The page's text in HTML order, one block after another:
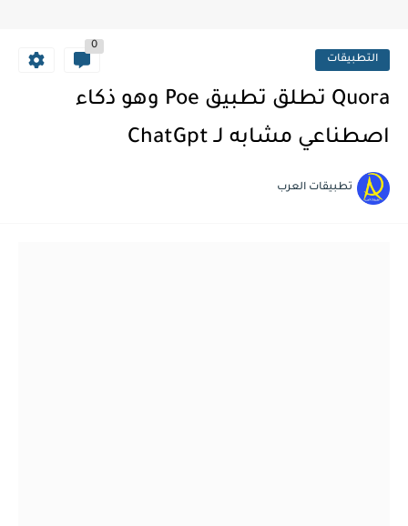
التطبيقات
0
Quora تطلق تطبيق Poe وهو ذكاء
اصطناعي مشابه لـ ChatGpt
تطبيقات العرب